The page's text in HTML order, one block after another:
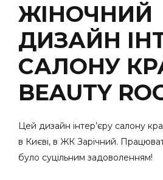
ЖІНОЧНИЙ
ДИЗАЙН
САЛОНУ
BEAUTY
Цей дизайн інтер’єру салону
в Києві, в ЖК Зарічний.
було суцільним задоволенням!